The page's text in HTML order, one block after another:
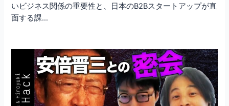
いビジネス関係の重要性と、日本のB2Bスタートアップが直
面する課…